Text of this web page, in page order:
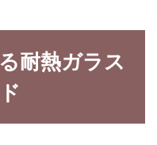
ルに塩だけで食べても美味し
耐熱ガラス